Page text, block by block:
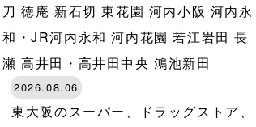
刀 徳庵 新石切 東花園 河内小阪 河内永
和・JR河内永和 河内花園 若江岩田 長
瀬 高井田・高井田中央 鴻池新田
2026.08.06
東大阪のスーパー、ドラッグストア、